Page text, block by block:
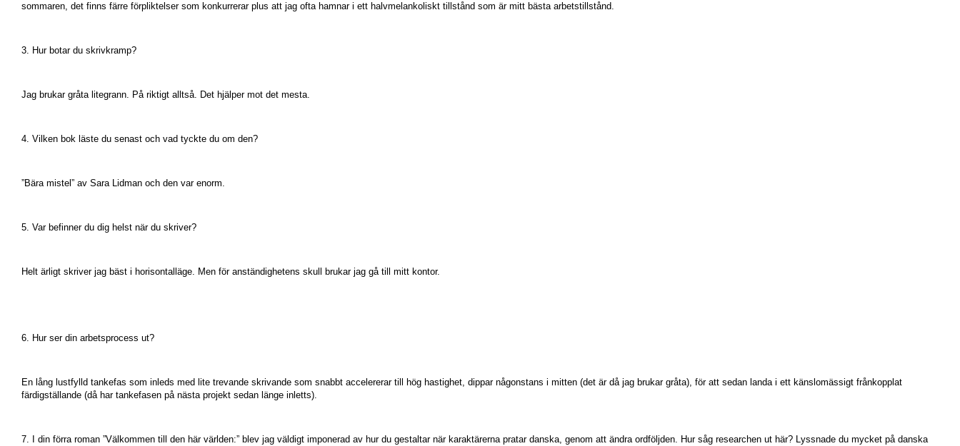
sommaren, det finns färre förpliktelser som konkurrerar plus att jag ofta hamnar i ett halvmelankoliskt tillstånd som är mitt bästa arbetstillstånd.
3. Hur botar du skrivkramp?
Jag brukar gråta litegrann. På riktigt alltså. Det hjälper mot det mesta.
4. Vilken bok läste du senast och vad tyckte du om den?
”Bära mistel” av Sara Lidman och den var enorm.
5. Var befinner du dig helst när du skriver?
Helt ärligt skriver jag bäst i horisontalläge. Men för anständighetens skull brukar jag gå till mitt kontor.
6. Hur ser din arbetsprocess ut?
En lång lustfylld tankefas som inleds med lite trevande skrivande som snabbt accelererar till hög hastighet, dippar någonstans i mitten (det är då jag brukar gråta), för att sedan landa i ett känslomässigt frånkopplat
färdigställande (då har tankefasen på nästa projekt sedan länge inletts).
7. I din förra roman ”Välkommen till den här världen:” blev jag väldigt imponerad av hur du gestaltar när karaktärerna pratar danska, genom att ändra ordföljden. Hur såg researchen ut här? Lyssnade du mycket på danska